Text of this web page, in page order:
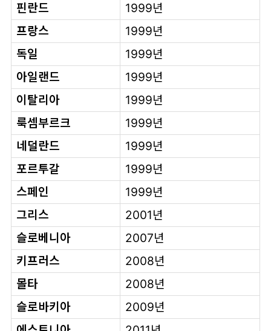
핀란드
1999년
프랑스
1999년
독일
1999년
아일랜드
1999년
이탈리아
1999년
룩셈부르크
1999년
네덜란드
1999년
포르투갈
1999년
스페인
1999년
그리스
2001년
슬로베니아
2007년
키프러스
2008년
몰타
2008년
슬로바키아
2009년